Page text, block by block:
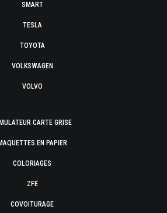
SMART
TESLA
TOYOTA
VOLKSWAGEN
VOLVO
CARTE GRISE
EN PAPIER
COLORIAGES
ZFE
COVOITURAGE